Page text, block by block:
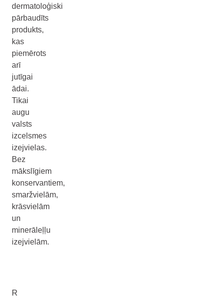
dermatoloģiski
pārbaudīts
produkts,
kas
piemērots
arī
jutīgai
ādai.
Tikai
augu
valsts
izcelsmes
izejvielas.
Bez
mākslīgiem
konservantiem,
smaržvielām,
krāsvielām
un
minerāleļļu
izejvielām.
R